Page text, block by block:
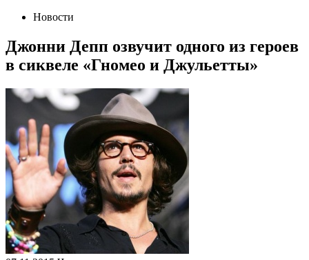
Новости
Джонни Депп озвучит одного из героев
в сиквеле «Гномео и Джульетты»